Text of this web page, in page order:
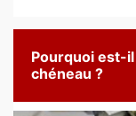
Pourquoi est-
chéneau ?